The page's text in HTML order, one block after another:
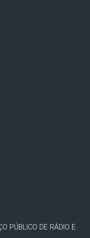
PÚBLICO DE RÁDIO E